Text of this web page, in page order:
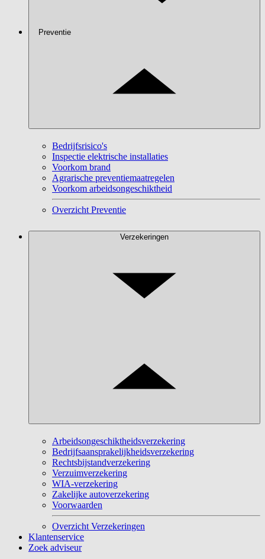
Preventie
Bedrijfsrisico's
Inspectie elektrische installaties
Voorkom brand
Agrarische preventiemaatregelen
Voorkom arbeidsongeschiktheid
Overzicht Preventie
Verzekeringen
Arbeidsongeschiktheidsverzekering
Bedrijfsaansprakelijkheidsverzekering
Rechtsbijstandverzekering
Verzuimverzekering
WIA-verzekering
Zakelijke autoverzekering
Voorwaarden
Overzicht Verzekeringen
Klantenservice
Zoek adviseur